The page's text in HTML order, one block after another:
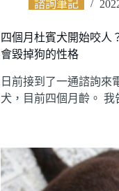
諮詢筆記
四個月杜賓犬開始咬人
會毀掉狗的性格
日前接到了一通諮詢來
犬，目前四個月齡。